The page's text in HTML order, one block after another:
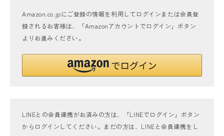
Amazon.co.jpにご登録の情報を利用してログインまたは会員登
録されるお客様は、「Amazonアカウントでログイン」ボタン
よりお進みください。
LINEとの会員連携がお済みの方は、「LINEでログイン」ボタン
からログインしてください。まだの方は、 LINEと会員連携をし